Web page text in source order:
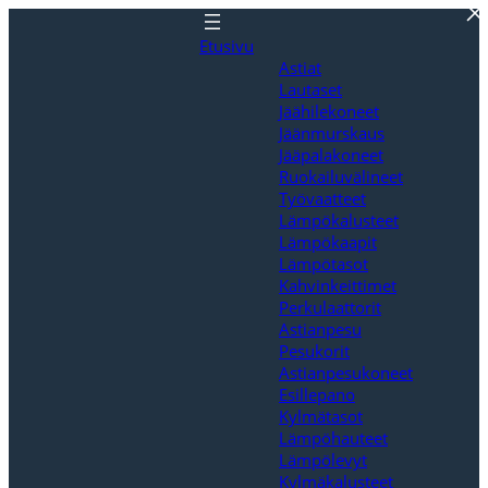
Etusivu
Astiat
Lautaset
Jäähilekoneet
Jäänmurskaus
Jääpalakoneet
Ruokailuvälineet
Työvaatteet
Lämpökalusteet
Lämpökaapit
Lämpötasot
Kahvinkeittimet
Perkulaattorit
Astianpesu
Pesukorit
Astianpesukoneet
Esillepano
Kylmätasot
Lämpöhauteet
Lämpölevyt
Kylmäkalusteet